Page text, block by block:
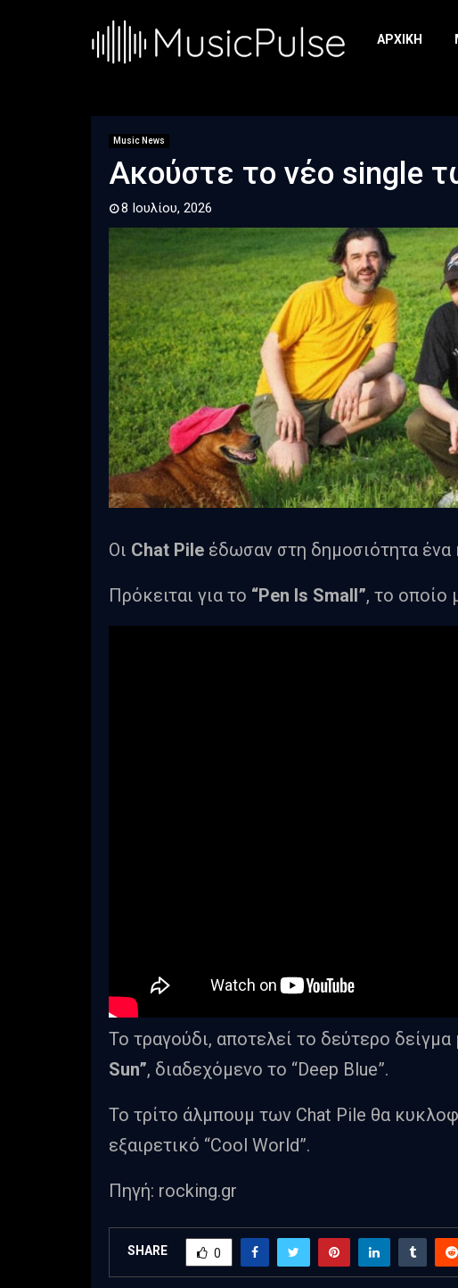
ΑΡΧΙΚΉ
Music News
Ακούστε το νέο single
8 Ιουλίου, 2026
Οι Chat Pile έδωσαν στη δημοσιότητα ένα
Πρόκειται για το “Pen Is Small”, το οποίο
Το τραγούδι, αποτελεί το δεύτερο
Sun”, διαδεχόμενο το “Deep Blue”.
Το τρίτο άλμπουμ των Chat Pile θα
εξαιρετικό “Cool World”.
Πηγή: rocking.gr
SHARE 0